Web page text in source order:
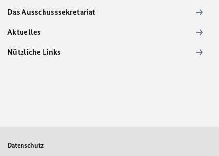
Das Ausschusssekretariat
Aktuelles
Nützliche Links
Datenschutz